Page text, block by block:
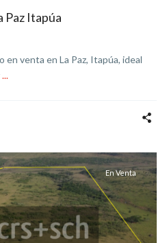
Paz Itapúa
venta en La Paz, Itapúa, ideal
...
En Venta